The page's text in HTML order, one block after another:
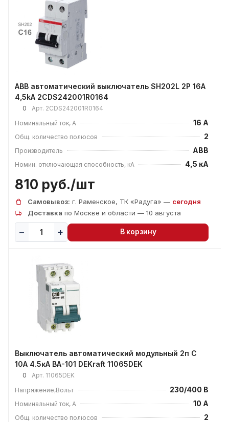
ABB автоматический выключатель SH202L 2P 16А
4,5kA 2CDS242001R0164
0 Арт. 2CDS242001R0164
Номинальный ток, А
16 А
Общ. количество полюсов 2
Производитель ABB
Номин. отключающая способность, кА 4,5 кА
810 руб./шт
Самовывоз: г. Раменское, ТК «Радуга» — сегодня
Доставка по Москве и области — 10 августа
В корзину
Выключатель автоматический модульный 2п C
10А 4.5кА ВА-101 DEKraft 11065DEK
0 Арт. 11065DEK
Напряжение,Вольт
230/400 В
Номинальный ток, А 10 А
Общ. количество полюсов 2